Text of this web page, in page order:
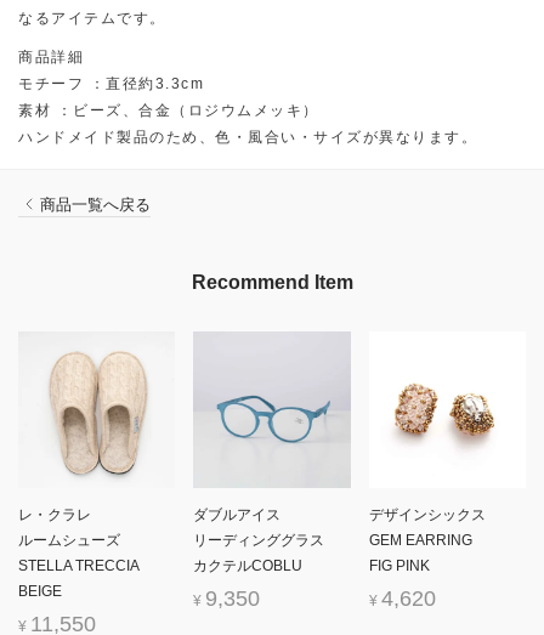
なるアイテムです。
商品詳細
モチーフ ：直径約3.3cm
素材 ：ビーズ、合金（ロジウムメッキ）
ハンドメイド製品のため、色・風合い・サイズが異なります。
商品一覧へ戻る
Recommend Item
レ・クラレ
ルームシューズ
STELLA TRECCIA
BEIGE
¥ 11,550
ダブルアイス
リーディンググラス
カクテルCOBLU
¥ 9,350
デザインシックス
GEM EARRING
FIG PINK
¥ 4,620